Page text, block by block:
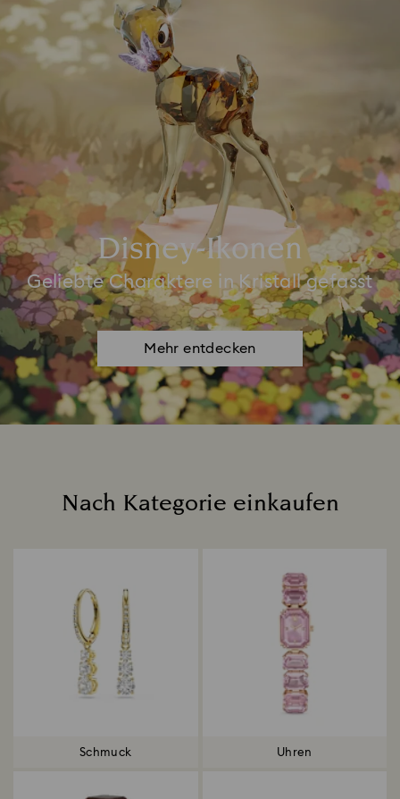
Disney-Ikonen
Geliebte Charaktere in Kristall gefasst
Mehr entdecken
Nach Kategorie einkaufen
Schmuck Uhren